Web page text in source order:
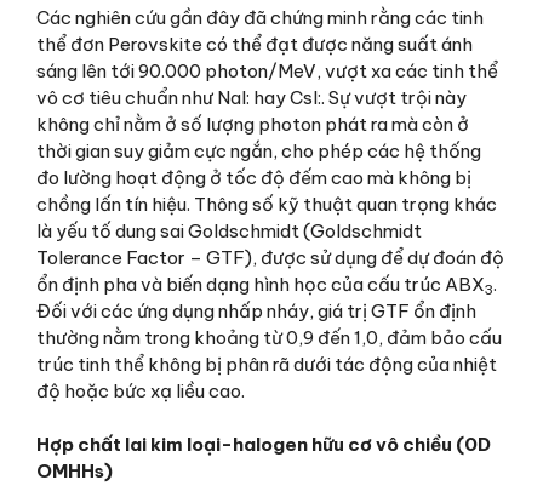
Các nghiên cứu gần đây đã chứng minh rằng các tinh
thể đơn Perovskite có thể đạt được năng suất ánh
sáng lên tới 90.000 photon/MeV, vượt xa các tinh thể
vô cơ tiêu chuẩn như NaI: hay CsI:. Sự vượt trội này
không chỉ nằm ở số lượng photon phát ra mà còn ở
thời gian suy giảm cực ngắn, cho phép các hệ thống
đo lường hoạt động ở tốc độ đếm cao mà không bị
chồng lấn tín hiệu. Thông số kỹ thuật quan trọng khác
là yếu tố dung sai Goldschmidt (Goldschmidt
Tolerance Factor – GTF), được sử dụng để dự đoán độ
ổn định pha và biến dạng hình học của cấu trúc ABX3.
Đối với các ứng dụng nhấp nháy, giá trị GTF ổn định
thường nằm trong khoảng từ 0,9 đến 1,0, đảm bảo cấu
trúc tinh thể không bị phân rã dưới tác động của nhiệt
độ hoặc bức xạ liều cao.
Hợp chất lai kim loại-halogen hữu cơ vô chiều (0D
OMHHs)